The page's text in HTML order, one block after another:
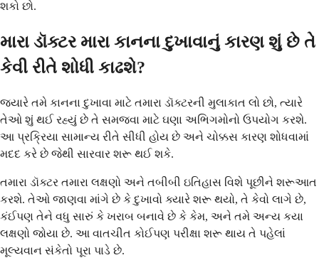
શકો છો.
મારા ડૉક્ટર મારા કાનના દુખાવાનું કારણ શું છે તે
કેવી રીતે શોધી કાઢશે?
જ્યારે તમે કાનના દુખાવા માટે તમારા ડૉક્ટરની મુલાકાત લો છો, ત્યારે
તેઓ શું થઈ રહ્યું છે તે સમજવા માટે ઘણા અભિગમોનો ઉપયોગ કરશે.
આ પ્રક્રિયા સામાન્ય રીતે સીધી હોય છે અને ચોક્કસ કારણ શોધવામાં
મદદ કરે છે જેથી સારવાર શરૂ થઈ શકે.
તમારા ડૉક્ટર તમારા લક્ષણો અને તબીબી ઇતિહાસ વિશે પૂછીને શરૂઆત
કરશે. તેઓ જાણવા માંગે છે કે દુખાવો ક્યારે શરૂ થયો, તે કેવો લાગે છે,
કંઈપણ તેને વધુ સારું કે ખરાબ બનાવે છે કે કેમ, અને તમે અન્ય કયા
લક્ષણો જોયા છે. આ વાતચીત કોઈપણ પરીક્ષા શરૂ થાય તે પહેલાં
મૂલ્યવાન સંકેતો પૂરા પાડે છે.